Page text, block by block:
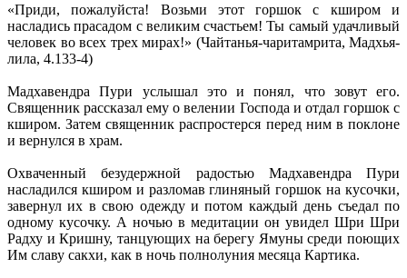
«Приди, пожалуйста! Возьми этот горшок с кширом и
насладись прасадом с великим счастьем! Ты самый удачливый
человек во всех трех мирах!» (Чайтанья-чаритамрита, Мадхья-
лила, 4.133-4)
Мадхавендра Пури услышал это и понял, что зовут его.
Священник рассказал ему о велении Господа и отдал горшок с
кширом. Затем священник распростерся перед ним в поклоне
и вернулся в храм.
Охваченный безудержной радостью Мадхавендра Пури
насладился кширом и разломав глиняный горшок на кусочки,
завернул их в свою одежду и потом каждый день съедал по
одному кусочку. А ночью в медитации он увидел Шри Шри
Радху и Кришну, танцующих на берегу Ямуны среди поющих
Им славу сакхи, как в ночь полнолуния месяца Картика.